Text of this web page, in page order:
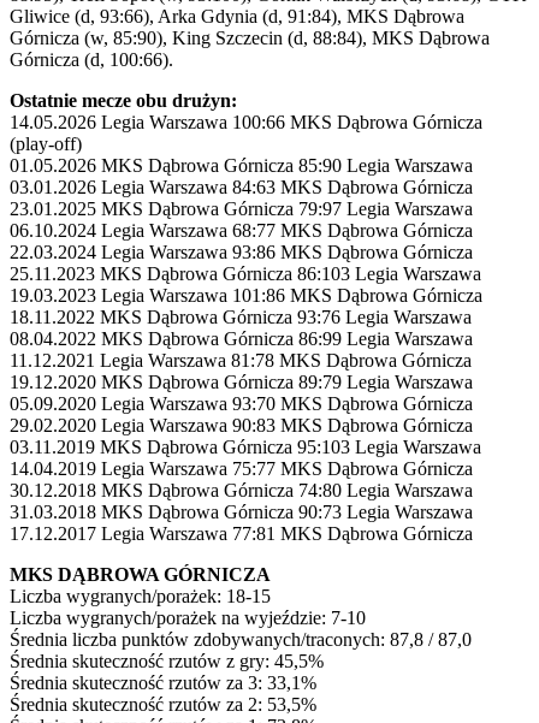
Gliwice (d, 93:66), Arka Gdynia (d, 91:84), MKS Dąbrowa
Górnicza (w, 85:90), King Szczecin (d, 88:84), MKS Dąbrowa
Górnicza (d, 100:66).
Ostatnie mecze obu drużyn:
14.05.2026 Legia Warszawa 100:66 MKS Dąbrowa Górnicza
(play-off)
01.05.2026 MKS Dąbrowa Górnicza 85:90 Legia Warszawa
03.01.2026 Legia Warszawa 84:63 MKS Dąbrowa Górnicza
23.01.2025 MKS Dąbrowa Górnicza 79:97 Legia Warszawa
06.10.2024 Legia Warszawa 68:77 MKS Dąbrowa Górnicza
22.03.2024 Legia Warszawa 93:86 MKS Dąbrowa Górnicza
25.11.2023 MKS Dąbrowa Górnicza 86:103 Legia Warszawa
19.03.2023 Legia Warszawa 101:86 MKS Dąbrowa Górnicza
18.11.2022 MKS Dąbrowa Górnicza 93:76 Legia Warszawa
08.04.2022 MKS Dąbrowa Górnicza 86:99 Legia Warszawa
11.12.2021 Legia Warszawa 81:78 MKS Dąbrowa Górnicza
19.12.2020 MKS Dąbrowa Górnicza 89:79 Legia Warszawa
05.09.2020 Legia Warszawa 93:70 MKS Dąbrowa Górnicza
29.02.2020 Legia Warszawa 90:83 MKS Dąbrowa Górnicza
03.11.2019 MKS Dąbrowa Górnicza 95:103 Legia Warszawa
14.04.2019 Legia Warszawa 75:77 MKS Dąbrowa Górnicza
30.12.2018 MKS Dąbrowa Górnicza 74:80 Legia Warszawa
31.03.2018 MKS Dąbrowa Górnicza 90:73 Legia Warszawa
17.12.2017 Legia Warszawa 77:81 MKS Dąbrowa Górnicza
MKS DĄBROWA GÓRNICZA
Liczba wygranych/porażek: 18-15
Liczba wygranych/porażek na wyjeździe: 7-10
Średnia liczba punktów zdobywanych/traconych: 87,8 / 87,0
Średnia skuteczność rzutów z gry: 45,5%
Średnia skuteczność rzutów za 3: 33,1%
Średnia skuteczność rzutów za 2: 53,5%